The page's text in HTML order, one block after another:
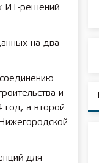
ИТ-решений
на два
и
год, а второй
для